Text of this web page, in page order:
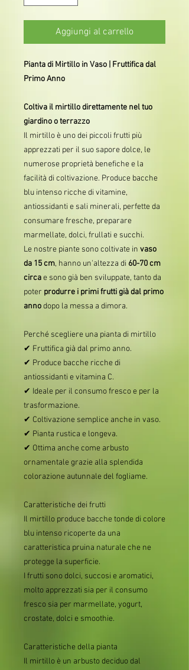
Aggiungi al carrello
Pianta di Mirtillo in Vaso | Fruttifica dal
Primo Anno
Coltiva il mirtillo direttamente nel tuo
giardino o terrazzo
Il mirtillo è uno dei piccoli frutti più
apprezzati per il suo sapore dolce, le
numerose proprietà benefiche e la
facilità di coltivazione. Produce bacche
blu intenso ricche di vitamine,
antiossidanti e sali minerali, perfette da
consumare fresche, preparare
marmellate, dolci, frullati e succhi.
Le nostre piante sono coltivate in vaso
da 15 cm, hanno un'altezza di 60-70 cm
circae sono già ben sviluppate, tanto da
poter produrre i primi frutti già dal primo
annodopo la messa a dimora.
Perché scegliere una pianta di mirtillo
✔ Fruttifica già dal primo anno.
✔ Produce bacche ricche di
antiossidanti e vitamina C.
✔ Ideale per il consumo fresco e per la
trasformazione.
✔ Coltivazione semplice anche in vaso.
✔ Pianta rustica e longeva.
✔ Ottima anche come arbusto
ornamentale grazie alla splendida
colorazione autunnale del fogliame.
Caratteristiche dei frutti
Il mirtillo produce bacche tonde di colore
blu intenso ricoperte da una
caratteristica pruina naturale che ne
protegge la superficie.
I frutti sono dolci, succosi e aromatici,
molto apprezzati sia per il consumo
fresco sia per marmellate, yogurt,
crostate, dolci e smoothie.
Caratteristiche della pianta
Il mirtillo è un arbusto deciduo dal